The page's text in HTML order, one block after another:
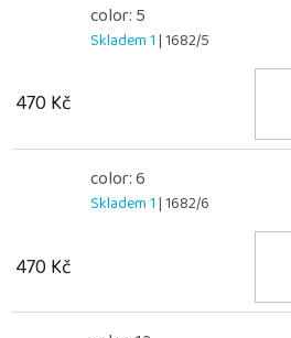
color: 5
Skladem 1| 1682/5
470 Kč
color: 6
Skladem 1| 1682/6
470 Kč